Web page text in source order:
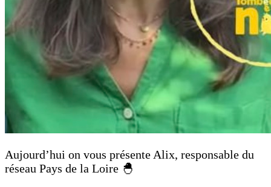
Aujourd’hui on vous présente Alix, responsable du
réseau Pays de la Loire 🐣